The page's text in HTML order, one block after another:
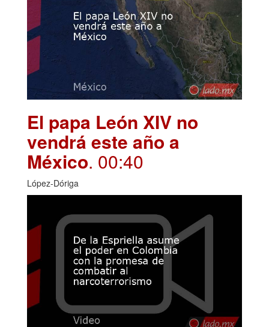
El papa León XIV no
vendrá este año a
México. 00:40
López-Dóriga